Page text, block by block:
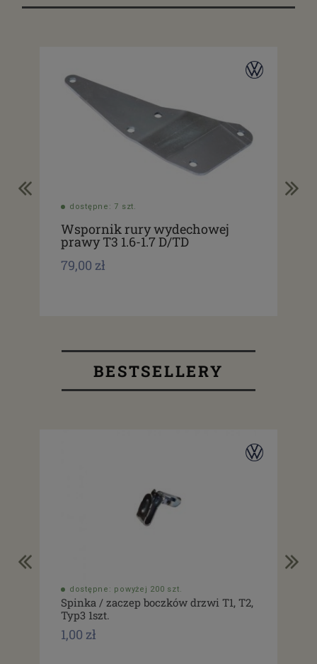
dostępne: 7 szt.
Wspornik rury wydechowej
prawy T3 1.6-1.7 D/TD
79,00 zł
BESTSELLERY
dostępne: powyżej 200 szt.
Spinka / zaczep boczków drzwi T1, T2,
Typ3 1szt.
1,00 zł